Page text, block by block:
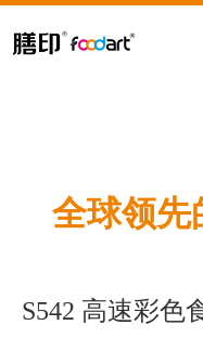
全球领先
S542 高速彩色